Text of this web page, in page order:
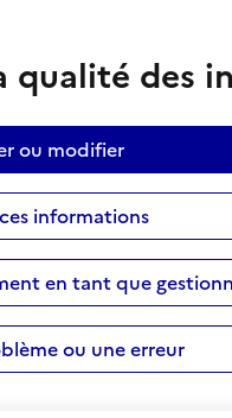
qualité des
ou modifier
informations
en tant que
ou une erreur